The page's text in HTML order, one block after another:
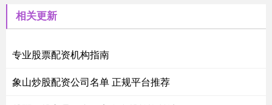
相关更新
专业股票配资机构指南
象山炒股配资公司名单 正规平台推荐